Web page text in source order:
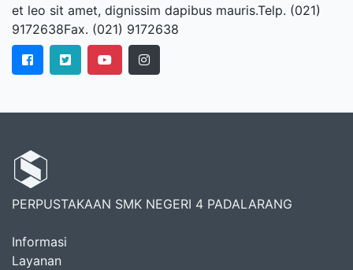
et leo sit amet, dignissim dapibus mauris.Telp. (021)
9172638Fax. (021) 9172638
PERPUSTAKAAN SMK NEGERI 4 PADALARANG
Informasi
Layanan